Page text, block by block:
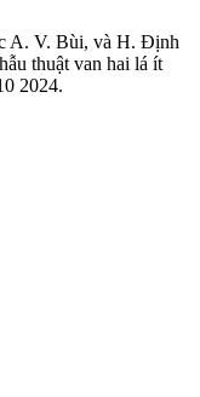
A. V. Bùi, và H. Định
thuật van hai lá ít
2024.